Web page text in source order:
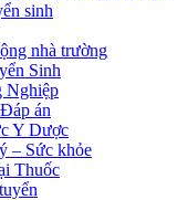
sinh
nhà trường
Sinh
Nghiệp
án
Y Dược
– Sức khỏe
Thuốc